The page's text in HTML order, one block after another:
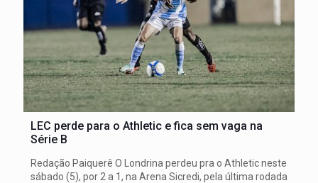
LEC perde para o Athletic e fica sem vaga na
Série B
Redação Paiquerê O Londrina perdeu pra o Athletic neste
sábado (5), por 2 a 1, na Arena Sicredi, pela última rodada